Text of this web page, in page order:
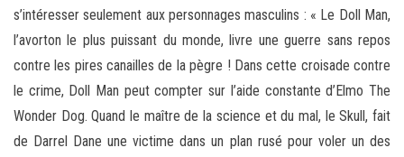
s’intéresser seulement aux personnages masculins : « Le Doll Man,
l’avorton le plus puissant du monde, livre une guerre sans repos
contre les pires canailles de la pègre ! Dans cette croisade contre
le crime, Doll Man peut compter sur l’aide constante d’Elmo The
Wonder Dog. Quand le maître de la science et du mal, le Skull, fait
de Darrel Dane une victime dans un plan rusé pour voler un des